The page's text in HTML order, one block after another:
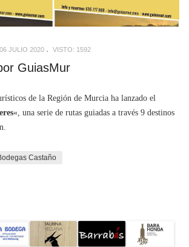
JULIO 2020 VISTO: 1592
GuiasMur
de la Región de Murcia ha lanzado el
«, una serie de rutas guiadas a través 9 destinos
Castaño